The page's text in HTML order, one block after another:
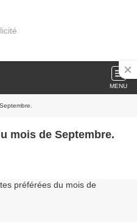
MENU
mois de Septembre.